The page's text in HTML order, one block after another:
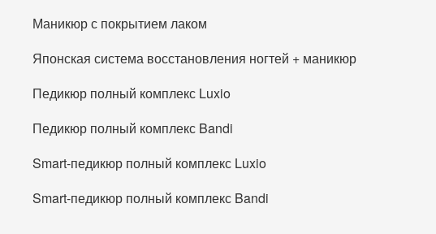
Маникюр с покрытием лаком
Японская система восстановления ногтей + маникюр
Педикюр полный комплекс Luxio
Педикюр полный комплекс Bandi
Smart-педикюр полный комплекс Luxio
Smart-педикюр полный комплекс Bandi